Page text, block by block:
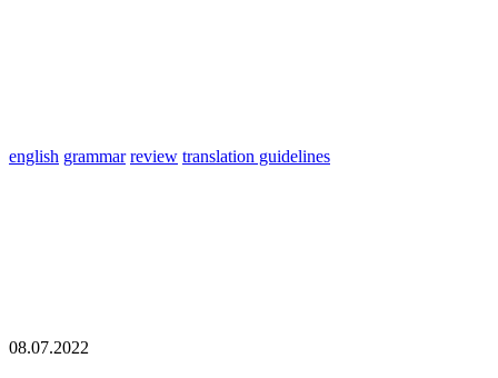
english grammar review translation guidelines
08.07.2022